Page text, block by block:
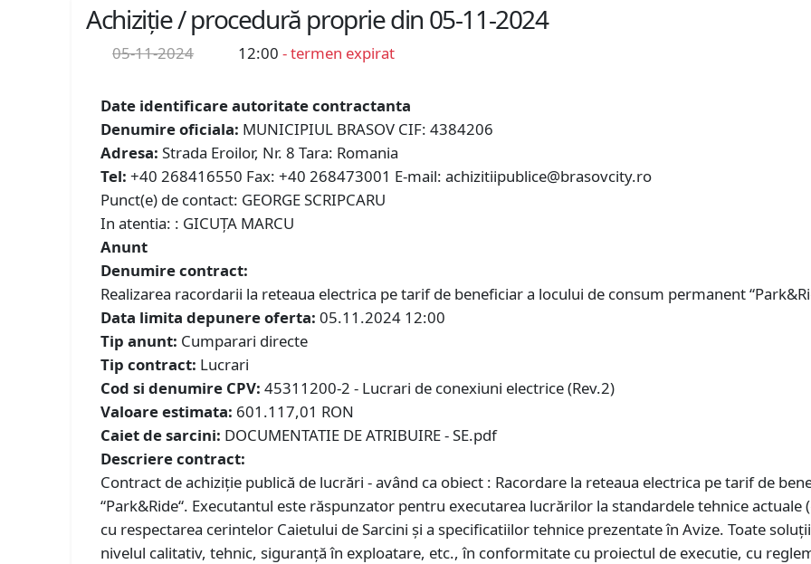
Achiziție / procedură proprie din 05-11-2024
05-11-2024 12:00- termen expirat
Date identificare autoritate contractanta
Denumire oficiala: MUNICIPIUL BRASOV CIF: 4384206
Adresa:Strada Eroilor, Nr. 8 Tara: Romania
Tel:+40 268416550 Fax: +40 268473001 E-mail: achizitiipublice@brasovcity.ro
Punct(e) de contact: GEORGE SCRIPCARU
In atentia: : GICUȚA MARCU
Anunt
Denumire contract:
Realizarea racordarii la reteaua electrica pe tarif de beneficiar a locului de consum permanent
Data limita depunere oferta:05.11.2024 12:00
Tip anunt: Cumparari directe
Tip contract: Lucrari
Cod si denumire CPV:45311200-2 - Lucrari de conexiuni electrice (Rev.2)
Valoare estimata: 601.117,01 RON
Caiet de sarcini: DOCUMENTATIE DE ATRIBUIRE - SE.pdf
Descriere contract:
Contract de achiziție publică de lucrări - având ca obiect : Racordare la reteaua electrica pe tarif de
“Park&Ride“. Executantul este răspunzator pentru executarea lucrărilor la standardele tehnice
cu respectarea cerintelor Caietului de Sarcini și a specificatiilor tehnice prezentate în Avize. Toate
nivelul calitativ, tehnic, siguranţă în exploatare, etc., în conformitate cu proiectul de executie, cu